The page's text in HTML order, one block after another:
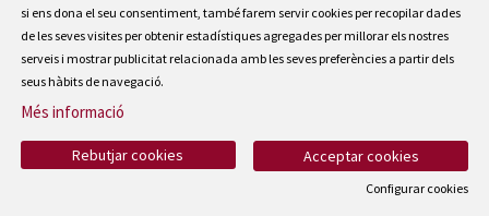
si ens dona el seu consentiment, també farem servir cookies per recopilar dades
de les seves visites per obtenir estadístiques agregades per millorar els nostres
serveis i mostrar publicitat relacionada amb les seves preferències a partir dels
seus hàbits de navegació.
Més informació
Acceptar cookies
Rebutjar cookies
Configurar cookies